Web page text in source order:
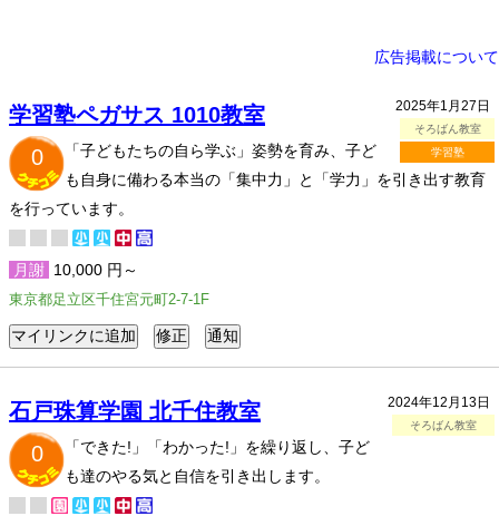
広告掲載について
2025年1月27日
そろばん教室
学習塾
学習塾ペガサス 1010教室
0
「子どもたちの自ら学ぶ」姿勢を育み、子ど
も自身に備わる本当の「集中力」と「学力」を引き出す教育
を行っています。
月謝 10,000 円～
東京都足立区千住宮元町2-7-1F
2024年12月13日
そろばん教室
石戸珠算学園 北千住教室
0
「できた!」「わかった!」を繰り返し、子ど
も達のやる気と自信を引き出します。